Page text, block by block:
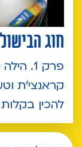
חוג
פרק 1.
קראנצי'ת
להכין